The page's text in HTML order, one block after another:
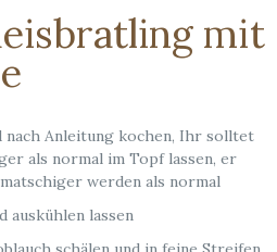
mit
nach Anleitung kochen, Ihr solltet
als normal im Topf lassen, er
werden als normal
auskühlen lassen